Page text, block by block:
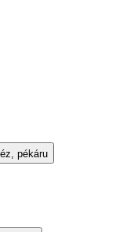
pékáru